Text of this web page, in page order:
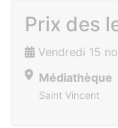
Prix des
Vendredi 15
Médiathèque
Saint Vincent